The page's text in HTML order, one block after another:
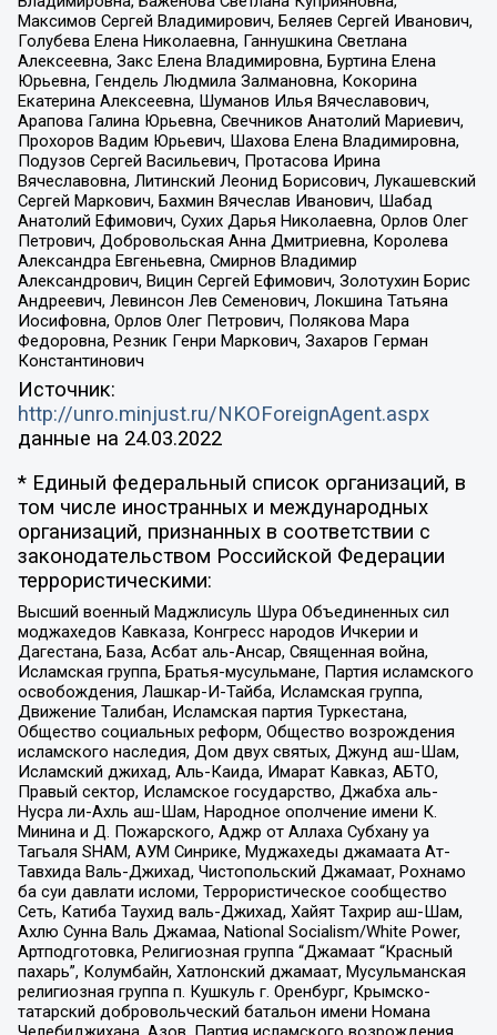
Максимов Сергей Владимирович, Беляев Сергей Иванович,
Голубева Елена Николаевна, Ганнушкина Светлана
Алексеевна, Закс Елена Владимировна, Буртина Елена
Юрьевна, Гендель Людмила Залмановна, Кокорина
Екатерина Алексеевна, Шуманов Илья Вячеславович,
Арапова Галина Юрьевна, Свечников Анатолий Мариевич,
Прохоров Вадим Юрьевич, Шахова Елена Владимировна,
Подузов Сергей Васильевич, Протасова Ирина
Вячеславовна, Литинский Леонид Борисович, Лукашевский
Сергей Маркович, Бахмин Вячеслав Иванович, Шабад
Анатолий Ефимович, Сухих Дарья Николаевна, Орлов Олег
Петрович, Добровольская Анна Дмитриевна, Королева
Александра Евгеньевна, Смирнов Владимир
Александрович, Вицин Сергей Ефимович, Золотухин Борис
Андреевич, Левинсон Лев Семенович, Локшина Татьяна
Иосифовна, Орлов Олег Петрович, Полякова Мара
Федоровна, Резник Генри Маркович, Захаров Герман
Константинович
Источник:
http://unro.minjust.ru/NKOForeignAgent.aspx
данные на 24.03.2022
* Единый федеральный список организаций, в
том числе иностранных и международных
организаций, признанных в соответствии с
законодательством Российской Федерации
террористическими:
Высший военный Маджлисуль Шура Объединенных сил
моджахедов Кавказа, Конгресс народов Ичкерии и
Дагестана, База, Асбат аль-Ансар, Священная война,
Исламская группа, Братья-мусульмане, Партия исламского
освобождения, Лашкар-И-Тайба, Исламская группа,
Движение Талибан, Исламская партия Туркестана,
Общество социальных реформ, Общество возрождения
исламского наследия, Дом двух святых, Джунд аш-Шам,
Исламский джихад, Аль-Каида, Имарат Кавказ, АБТО,
Правый сектор, Исламское государство, Джабха аль-
Нусра ли-Ахль аш-Шам, Народное ополчение имени К.
Минина и Д. Пожарского, Аджр от Аллаха Субхану уа
Тагьаля SHAM, АУМ Синрике, Муджахеды джамаата Ат-
Тавхида Валь-Джихад, Чистопольский Джамаат, Рохнамо
ба суи давлати исломи, Террористическое сообщество
Сеть, Катиба Таухид валь-Джихад, Хайят Тахрир аш-Шам,
Ахлю Сунна Валь Джамаа, National Socialism/White Power,
Артподготовка, Религиозная группа “Джамаат “Красный
пахарь”, Колумбайн, Хатлонский джамаат, Мусульманская
религиозная группа п. Кушкуль г. Оренбург, Крымско-
татарский добровольческий батальон имени Номана